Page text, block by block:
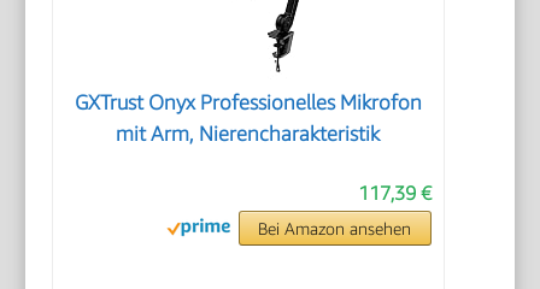
GXTrust Onyx Professionelles Mikrofon
mit Arm, Nierencharakteristik
117,39 €
Bei Amazon ansehen